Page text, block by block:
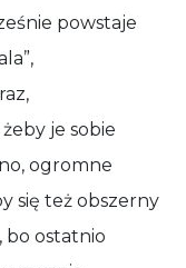
powstaje
je sobie
ogromne
się też obszerny
bo ostatnio